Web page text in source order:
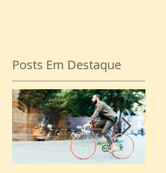
Posts Em Destaque